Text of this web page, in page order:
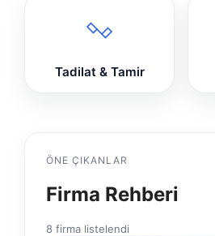
Tadilat & Tamir
ÖNE ÇIKANLAR
Firma Rehberi
8 firma listelendi